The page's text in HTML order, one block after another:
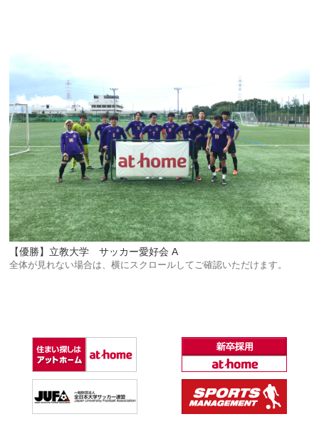
【優勝】立教大学 サッカー愛好会 A